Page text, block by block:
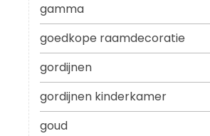
gamma
goedkope raamdecoratie
gordijnen
gordijnen kinderkamer
goud